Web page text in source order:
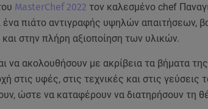
MasterChef 2022 τον καλεσμένο chef
ένα πιάτο αντιγραφής υψηλών απαιτήσεων,
στην πλήρη αξιοποίηση των υλικών.
να ακολουθήσουν με ακρίβεια τα βήματα
στις υφές, στις τεχνικές και στις γεύσεις
ώστε να καταφέρουν να διατηρήσουν τη